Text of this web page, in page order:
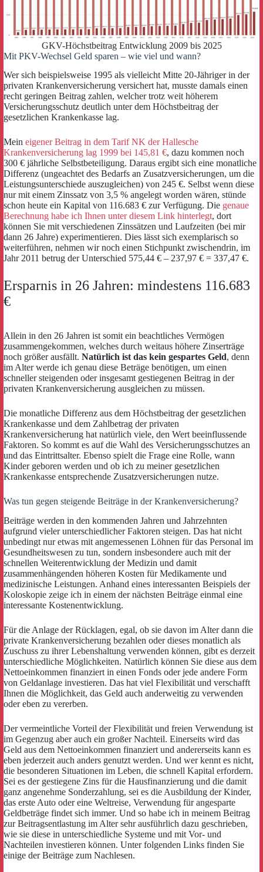
GKV-Höchstbeitrag Entwicklung 2009 bis 2025
Mit PKV-Wechsel Geld sparen – wie viel und wann?
Wer sich beispielsweise 1995 als vielleicht Mitte 20-Jähriger in der
privaten Krankenversicherung versichert hat, musste damals einen
recht geringen Beitrag zahlen, welcher trotz weit höherem
Versicherungsschutz deutlich unter dem Höchstbeitrag der
gesetzlichen Krankenkasse lag.
Mein eigener Beitrag in dem Tarif NK der Hallesche
Krankenversicherung lag 1999 bei 145,81 €, dazu kommen noch
300 € jährliche Selbstbeteiligung. Daraus ergibt sich eine monatliche
Differenz (ungeachtet des Bedarfs an Zusatzversicherungen, um die
Leistungsunterschiede auszugleichen) von 245 €. Selbst wenn diese
nur mit einem Zinssatz von 3,5 % angelegt worden wären, stünde
schon heute ein Kapital von 116.683 € zur Verfügung. Die genaue
Berechnung habe ich Ihnen unter diesem Link hinterlegt, dort
können Sie mit verschiedenen Zinssätzen und Laufzeiten (bei mir
dann 26 Jahre) experimentieren. Dies lässt sich exemplarisch so
weiterführen, nehmen wir noch einen Stichpunkt zwischendrin, im
Jahr 2011 betrug der Unterschied 575,44 € – 237,97 € = 337,47 €.
Ersparnis in 26 Jahren: mindestens 116.683
€
Allein in den 26 Jahren ist somit ein beachtliches Vermögen
zusammengekommen, welches durch weitaus höhere Zinserträge
noch größer ausfällt. Natürlich ist das kein gespartes Geld, denn
im Alter werde ich genau diese Beträge benötigen, um einen
schneller steigenden oder insgesamt gestiegenen Beitrag in der
privaten Krankenversicherung ausgleichen zu müssen.
Die monatliche Differenz aus dem Höchstbeitrag der gesetzlichen
Krankenkasse und dem Zahlbetrag der privaten
Krankenversicherung hat natürlich viele, den Wert beeinflussende
Faktoren. So kommt es auf die Wahl des Versicherungsschutzes an
und das Eintrittsalter. Ebenso spielt die Frage eine Rolle, wann
Kinder geboren werden und ob ich zu meiner gesetzlichen
Krankenkasse entsprechende Zusatzversicherungen nutze.
Was tun gegen steigende Beiträge in der Krankenversicherung?
Beiträge werden in den kommenden Jahren und Jahrzehnten
aufgrund vieler unterschiedlicher Faktoren steigen. Das hat nicht
unbedingt nur etwas mit angemessenen Löhnen für das Personal im
Gesundheitswesen zu tun, sondern insbesondere auch mit der
schnellen Weiterentwicklung der Medizin und damit
zusammenhängenden höheren Kosten für Medikamente und
medizinische Leistungen. Anhand eines interessanten Beispiels der
Koloskopie zeige ich in einem der nächsten Beiträge einmal eine
interessante Kostenentwicklung.
Für die Anlage der Rücklagen, egal, ob sie davon im Alter dann die
private Krankenversicherung bezahlen oder dieses monatlich als
Zuschuss zu ihrer Lebenshaltung verwenden können, gibt es derzeit
unterschiedliche Möglichkeiten. Natürlich können Sie diese aus dem
Nettoeinkommen finanziert in einen Fonds oder jede andere Form
von Geldanlage investieren. Das hat viel Flexibilität und verschafft
Ihnen die Möglichkeit, das Geld auch anderweitig zu verwenden
oder eben zu vererben.
Der vermeintliche Vorteil der Flexibilität und freien Verwendung ist
im Gegenzug aber auch ein großer Nachteil. Einerseits wird das
Geld aus dem Nettoeinkommen finanziert und andererseits kann es
eben jederzeit auch anders genutzt werden. Und wer kennt es nicht,
die besonderen Situationen im Leben, die schnell Kapital erfordern.
Sei es der gestiegene Zins für die Hausfinanzierung und die damit
ganz angenehme Sonderzahlung, sei es die Ausbildung der Kinder,
das erste Auto oder eine Weltreise, Verwendung für angesparte
Geldbeträge findet sich immer. Und so habe ich in meinem Beitrag
zur Beitragsentlastung im Alter sehr ausführlich dazu geschrieben,
wie sie diese in unterschiedliche Systeme und mit Vor- und
Nachteilen investieren können. Unter folgenden Links finden Sie
einige der Beiträge zum Nachlesen.